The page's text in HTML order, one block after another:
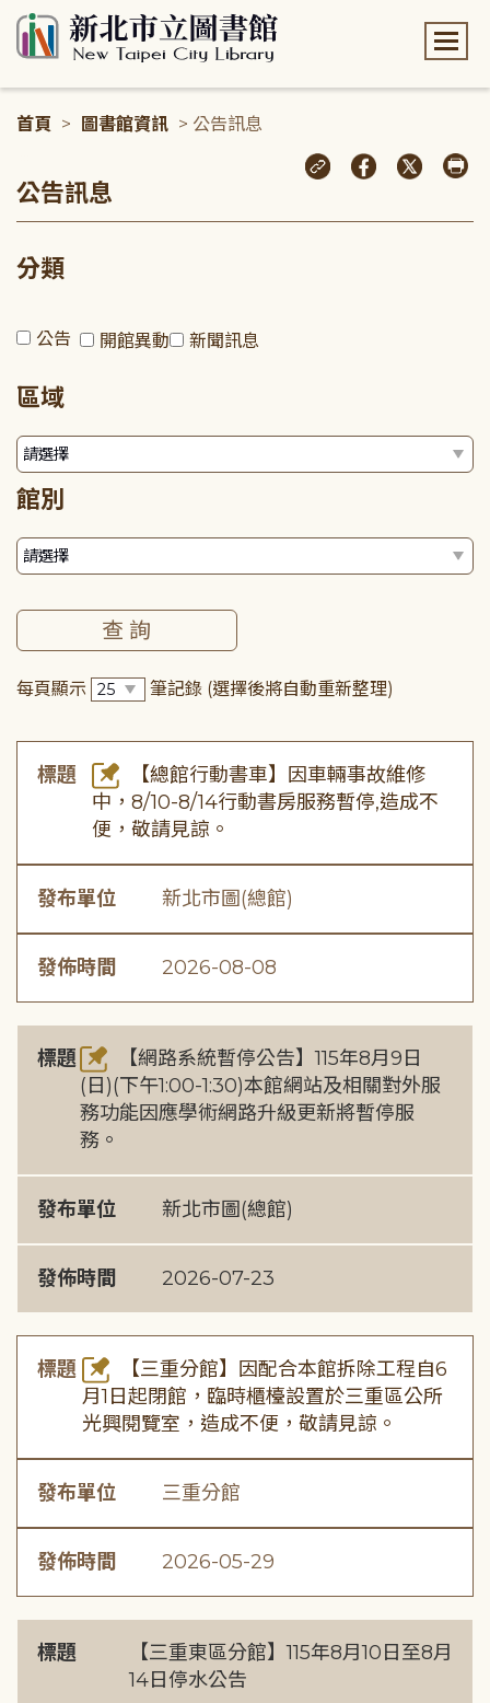
首頁 > 圖書館資訊 > 公告訊息
公告訊息
分類
公告 開館異動 新聞訊息
區域
館別
每頁顯示 筆記錄 (選擇後將自動重新整理)
標題
【總館行動書車】因車輛事故維修
中，8/10-8/14行動書房服務暫停,造成不
便，敬請見諒。
發布單位 新北市圖(總館)
發佈時間 2026-08-08
標題
【網路系統暫停公告】115年8月9日
(日)(下午1:00-1:30)本館網站及相關對外服
務功能因應學術網路升級更新將暫停服
務。
發布單位 新北市圖(總館)
發佈時間 2026-07-23
標題
【三重分館】因配合本館拆除工程自6
月1日起閉館，臨時櫃檯設置於三重區公所
光興閱覽室，造成不便，敬請見諒。
發布單位 三重分館
發佈時間 2026-05-29
標題
【三重東區分館】115年8月10日至8月
14日停水公告